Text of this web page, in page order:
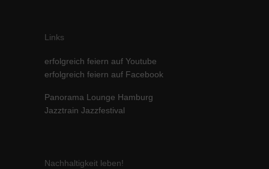
Links
erfolgreich feiern auf Youtube
erfolgreich feiern auf Facebook
Panorama Lounge Hamburg
Jazztrain Jazzfestival
Nachhaltigkeit leben!